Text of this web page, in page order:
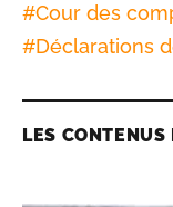
#Cour des
#Déclarations
LES CONTENUS